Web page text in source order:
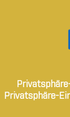
Privatsphäre-